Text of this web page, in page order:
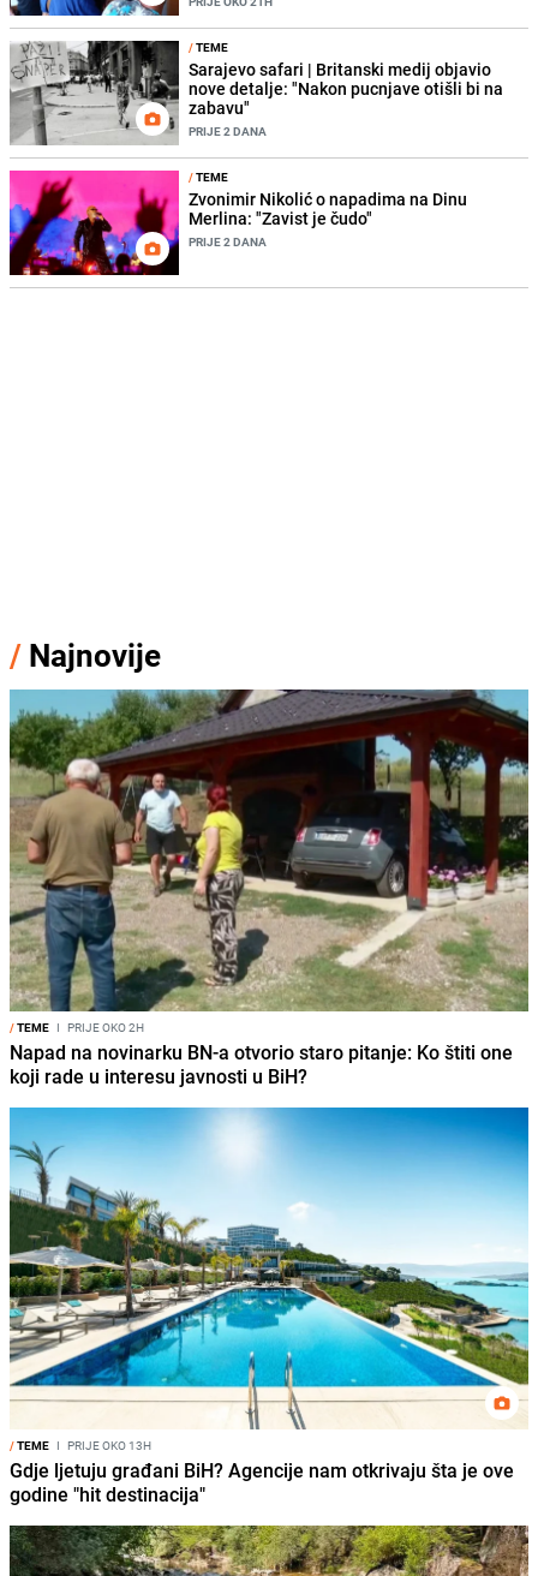
/TEME
Sarajevo safari | Britanski medij objavio
nove detalje: "Nakon pucnjave otišli bi na
zabavu"
PRIJE 2 DANA
/TEME
Zvonimir Nikolić o napadima na Dinu
Merlina: "Zavist je čudo"
PRIJE 2 DANA
/ Najnovije
/TEME I PRIJE OKO 2H
Napad na novinarku BN-a otvorio staro pitanje: Ko štiti one
koji rade u interesu javnosti u BiH?
/TEME I PRIJE OKO 13H
Gdje ljetuju građani BiH? Agencije nam otkrivaju šta je ove
godine "hit destinacija"